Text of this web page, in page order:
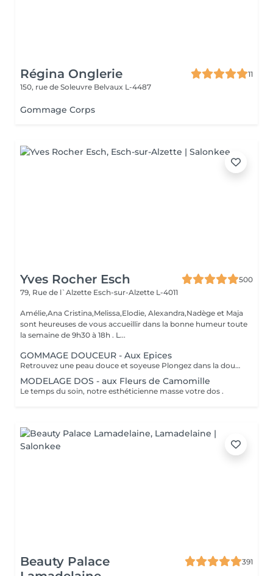
Régina Onglerie
11
150, rue de Soleuvre Belvaux L-4487
Gommage Corps
Yves Rocher Esch
500
79, Rue de l`Alzette Esch-sur-Alzette L-4011
Amélie,Ana Cristina,Melissa,Elodie, Alexandra,Nadège et Maja
sont heureuses de vous accueillir dans la bonne humeur toute
la semaine de 9h30 à 18h . L...
GOMMAGE DOUCEUR - Aux Epices
Retrouvez une peau douce et soyeuse Plongez dans la douceur tropicale dIndonésie à travers les notes épicées des huiles essentielles de Girofle et de Muscade. Ce gommage aux effluves chauds et naturels vous transporte tout en exfoliant délicatement votre peau : elle est douce, lumineuse et satinée.
MODELAGE DOS - aux Fleurs de Camomille
Le temps du soin, notre esthéticienne masse votre dos .
Beauty Palace
391